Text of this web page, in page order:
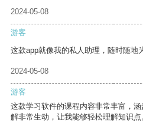
2024-05-08
游客
这款app就像我的私人助理，随时随地
2024-05-08
游客
这款学习软件的课程内容非常丰富，
解非常生动，让我能够轻松理解知识点